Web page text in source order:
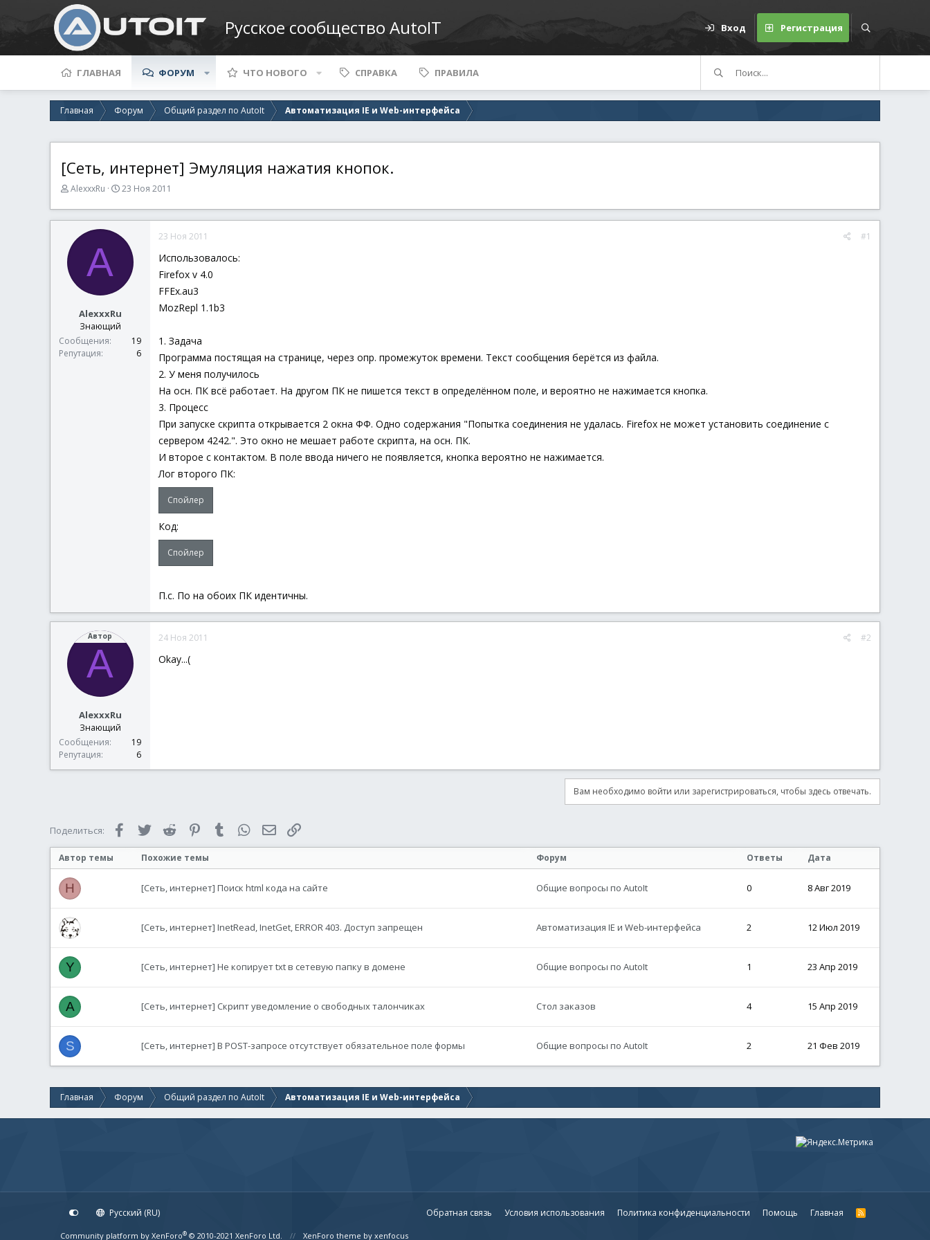
Русское сообщество AutoIT Вход Регистрация
ГЛАВНАЯ ФОРУМ ЧТО НОВОГО СПРАВКА ПРАВИЛА
Главная Форум Общий раздел по AutoIt Автоматизация IE и Web-интерфейса
[Сеть, интернет] Эмуляция нажатия кнопок.
А
т
р
т
м
ы
AlexxxRu
Д
т
н
л
23 Ноя 2011
A
AlexxxRu
Знающий
Сообщения
19
Репутация
6
23 Ноя 2011 #1
Использовалось:
Firefox v 4.0
FFEx.au3
MozRepl 1.1b3
1. Задача
Программа постящая на странице, через опр. промежуток времени. Текст сообщения берётся из файла.
2. У меня получилось
На осн. ПК всё работает. На другом ПК не пишется текст в определённом поле, и вероятно не нажимается кнопка.
3. Процесс
При запуске скрипта открывается 2 окна ФФ. Одно содержания "Попытка соединения не удалась. Firefox не может установить соединение с
сервером 4242.". Это окно не мешает работе скрипта, на осн. ПК.
И второе с контактом. В поле ввода ничего не появляется, кнопка вероятно не нажимается.
Лог второго ПК:
Спойлер
Код:
Спойлер
П.с. По на обоих ПК идентичны.
Автор
A
AlexxxRu
Знающий
Сообщения
19
Репутация
6
24 Ноя 2011 #2
Okay...(
Вам необходимо войти или зарегистрироваться, чтобы здесь отвечать.
Поделиться: FacebookTwitter Reddit PinterestTumblr WhatsAppЭлектронная почта
Автор темы Похожие темы Форум Ответы Дата
H [Сеть, интернет] Поиск html кода на сайте Общие вопросы по AutoIt 0 8 Авг 2019
[Сеть, интернет] InetRead, InetGet, ERROR 403. Доступ запрещен Автоматизация IE и Web-интерфейса 2 12 Июл 2019
Y [Сеть, интернет] Не копирует txt в сетевую папку в домене Общие вопросы по AutoIt 1 23 Апр 2019
A [Сеть, интернет] Скрипт уведомление о свободных талончиках Стол заказов 4 15 Апр 2019
S [Сеть, интернет] В POST-запросе отсутствует обязательное поле формы Общие вопросы по AutoIt 2 21 Фев 2019
Главная Форум Общий раздел по AutoIt Автоматизация IE и Web-интерфейса
Русский (RU) Обратная связь Условия использования Политика конфиденциальности Помощь Главная
R
S
Community platform by XenForo® © 2010-2021 XenForo Ltd. XenForo theme by xenfocus